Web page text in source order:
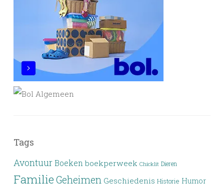
Tags
Avontuur Boeken boekperweek Chicklit Dieren
Familie Geheimen Geschiedenis Historie Humor